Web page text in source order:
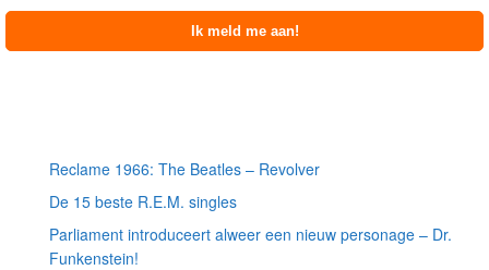
Reclame 1966: The Beatles – Revolver
De 15 beste R.E.M. singles
Parliament introduceert alweer een nieuw personage – Dr.
Funkenstein!